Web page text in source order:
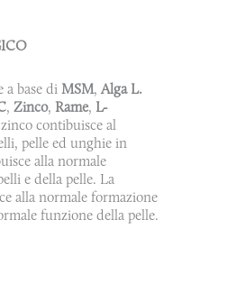
a base di MSM, Alga L.
, Zinco, Rame, L-
contibuisce al
pelle ed unghie in
alla normale
e della pelle. La
alla normale formazione
funzione della pelle.